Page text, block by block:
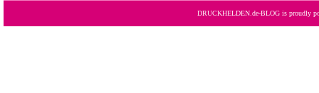
DRUCKHELDEN.de-BLOG is proudly